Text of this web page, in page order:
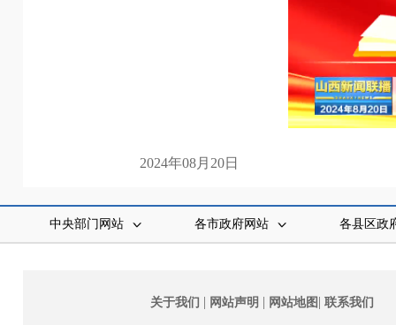
2024年08月20日
中央部门网站 各市政府网站 各县区政
关于我们 | 网站声明 | 网站地图 | 联系我们